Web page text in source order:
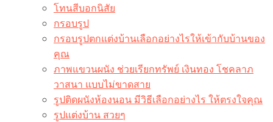
โทนสีบอกนิสัย
กรอบรูป
กรอบรูปตกแต่งบ้านเลือกอย่างไรให้เข้ากับบ้านของ
คุณ
ภาพแขวนผนัง ช่วยเรียกทรัพย์ เงินทอง โชคลาภ
วาสนา แบบไม่ขาดสาย
รูปติดผนังห้องนอน มีวิธีเลือกอย่างไร ให้ตรงใจคุณ
รูปแต่งบ้าน สวยๆ